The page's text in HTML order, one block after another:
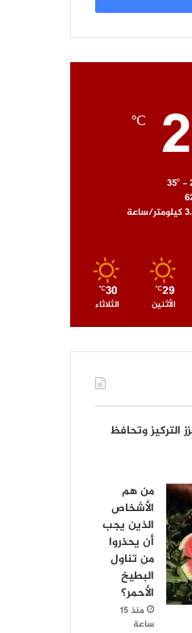
℃
ساعة
29
℃
الأثنين
30
℃
الثلاثاء
وتحافظ
من هم
الأشخاص
الذين يجب
أن يحذروا
من تناول
البطيخ
الأحمر؟
منذ 15
ساعة